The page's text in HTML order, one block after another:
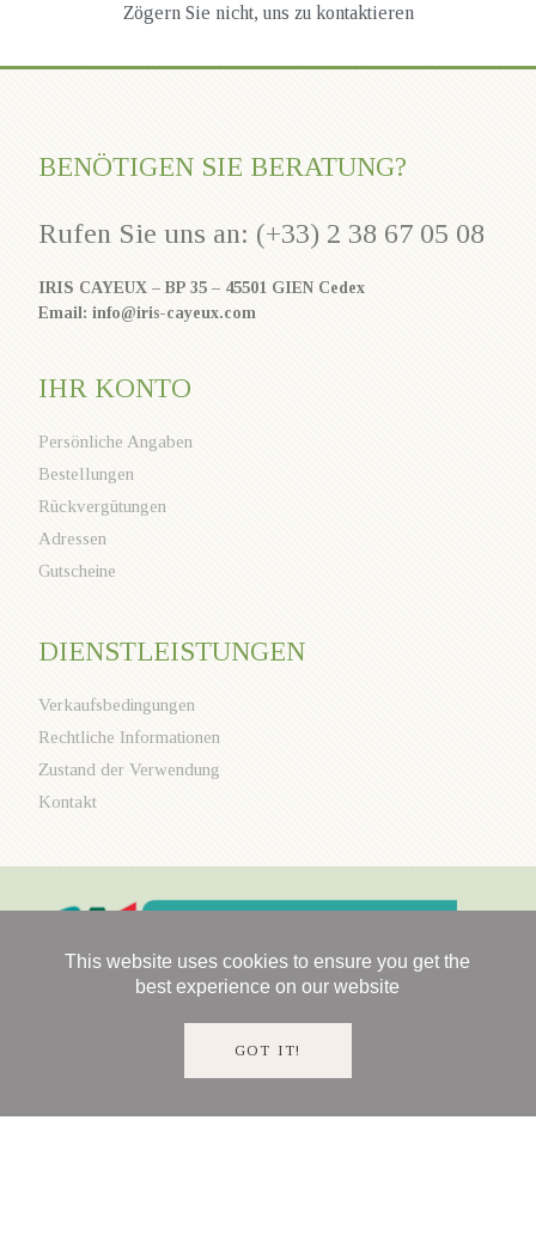
Zögern Sie nicht, uns zu kontaktieren
BENÖTIGEN SIE BERATUNG?
Rufen Sie uns an: (+33) 2 38 67 05 08
IRIS CAYEUX – BP 35 – 45501 GIEN Cedex
Email: info@iris-cayeux.com
IHR KONTO
Persönliche Angaben
Bestellungen
Rückvergütungen
Adressen
Gutscheine
DIENSTLEISTUNGEN
Verkaufsbedingungen
Rechtliche Informationen
Zustand der Verwendung
Kontakt
This website uses cookies to ensure you get the
best experience on our website
GOT IT!